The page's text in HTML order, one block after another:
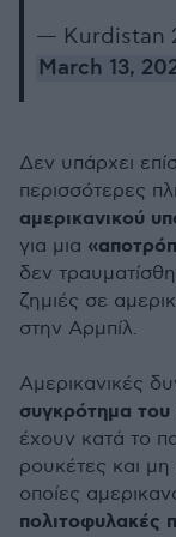
— Kurdistan
March 13,
Δεν υπάρχει
περισσότερες
αμερικανικού
για μια
δεν
ζημιές σε
στην Αρμπίλ.
Αμερικανικές
συγκρότημα
έχουν κατά το
ρουκέτες και
οποίες
πολιτοφυλακές